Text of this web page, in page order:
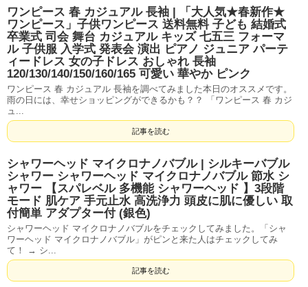
ワンピース 春 カジュアル 長袖 | 「大人気★春新作★
ワンピース」子供ワンピース 送料無料 子ども 結婚式
卒業式 司会 舞台 カジュアル キッズ 七五三 フォーマ
ル 子供服 入学式 発表会 演出 ピアノ ジュニア パーテ
ィードレス 女の子ドレス おしゃれ 長袖
120/130/140/150/160/165 可愛い 華やか ピンク
ワンピース 春 カジュアル 長袖を調べてみました本日のオススメです。
雨の日には、幸せショッピングができるかも？？ 「ワンピース 春 カジ
ュ...
記事を読む
シャワーヘッド マイクロナノバブル | シルキーバブル
シャワー シャワーヘッド マイクロナノバブル 節水 シ
ャワー 【スパレベル 多機能 シャワーヘッド 】3段階
モード 肌ケア 手元止水 高洗浄力 頭皮に肌に優しい 取
付簡単 アダプター付 (銀色)
シャワーヘッド マイクロナノバブルをチェックしてみました。「シャ
ワーヘッド マイクロナノバブル」がピンと来た人はチェックしてみ
て！ → シ...
記事を読む